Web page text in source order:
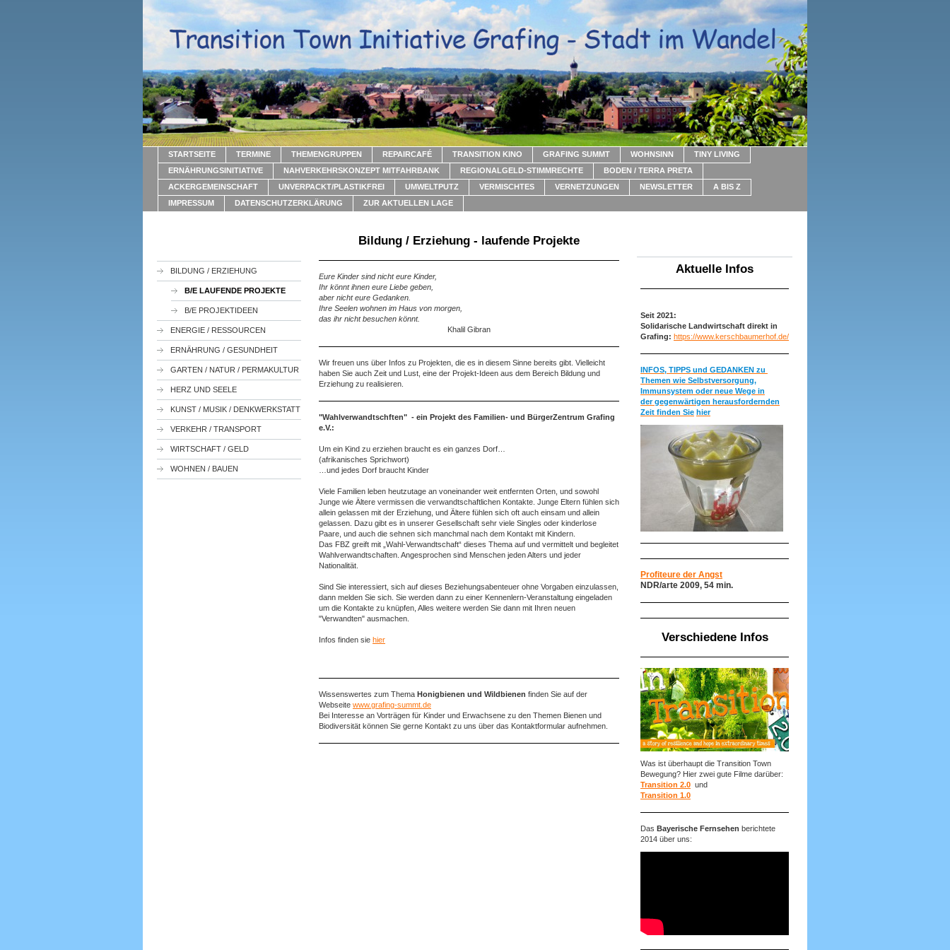
STARTSEITE TERMINE THEMENGRUPPEN REPAIRCAFÉ TRANSITION KINO GRAFING SUMMT WOHNSINN
TINY LIVING
ERNÄHRUNGSINITIATIVE
NAHVERKEHRSKONZEPT MITFAHRBANK REGIONALGELD-STIMMRECHTE
BODEN / TERRA PRETA
ACKERGEMEINSCHAFT
UNVERPACKT/PLASTIKFREI UMWELTPUTZ VERMISCHTES VERNETZUNGEN NEWSLETTER
A BIS Z
IMPRESSUM
DATENSCHUTZERKLÄRUNG ZUR AKTUELLEN LAGE
BILDUNG / ERZIEHUNG
B/E LAUFENDE PROJEKTE
B/E PROJEKTIDEEN
ENERGIE / RESSOURCEN
ERNÄHRUNG / GESUNDHEIT
GARTEN / NATUR / PERMAKULTUR
HERZ UND SEELE
KUNST / MUSIK / DENKWERKSTATT
VERKEHR / TRANSPORT
WIRTSCHAFT / GELD
WOHNEN / BAUEN
Bildung / Erziehung - laufende Projekte
Eure Kinder sind nicht eure Kinder,
Ihr könnt ihnen eure Liebe geben,
aber nicht eure Gedanken.
Ihre Seelen wohnen im Haus von morgen,
das ihr nicht besuchen könnt.
Khalil Gibran
Wir freuen uns über Infos zu Projekten, die es in diesem Sinne bereits gibt. Vielleicht
haben Sie auch Zeit und Lust, eine der Projekt-Ideen aus dem Bereich Bildung und
Erziehung zu realisieren.
"Wahlverwandtschften" - ein Projekt des Familien- und BürgerZentrum Grafing
e.V.:
Um ein Kind zu erziehen braucht es ein ganzes Dorf…
(afrikanisches Sprichwort)
…und jedes Dorf braucht Kinder
Viele Familien leben heutzutage an voneinander weit entfernten Orten, und sowohl
Junge wie Ältere vermissen die verwandtschaftlichen Kontakte. Junge Eltern fühlen sich
allein gelassen mit der Erziehung, und Ältere fühlen sich oft auch einsam und allein
gelassen. Dazu gibt es in unserer Gesellschaft sehr viele Singles oder kinderlose
Paare, und auch die sehnen sich manchmal nach dem Kontakt mit Kindern.
Das FBZ greift mit „Wahl-Verwandtschaft“ dieses Thema auf und vermittelt und begleitet
Wahlverwandtschaften. Angesprochen sind Menschen jeden Alters und jeder
Nationalität.
Sind Sie interessiert, sich auf dieses Beziehungsabenteuer ohne Vorgaben einzulassen,
dann melden Sie sich. Sie werden dann zu einer Kennenlern-Veranstaltung eingeladen
um die Kontakte zu knüpfen, Alles weitere werden Sie dann mit Ihren neuen
"Verwandten" ausmachen.
Infos finden sie hier
Wissenswertes zum Thema Honigbienen und Wildbienen finden Sie auf der
Webseite www.grafing-summt.de
Bei Interesse an Vorträgen für Kinder und Erwachsene zu den Themen Bienen und
Biodiversität können Sie gerne Kontakt zu uns über das Kontaktformular aufnehmen.
Aktuelle Infos
Seit 2021:
Solidarische Landwirtschaft direkt in
Grafing: https://www.kerschbaumerhof.de/
INFOS, TIPPS und GEDANKEN zu
Themen wie Selbstversorgung,
Immunsystem oder neue Wege in
der gegenwärtigen herausfordernden
Zeit finden Sie hier
Profiteure der Angst
NDR/arte 2009, 54 min.
Verschiedene Infos
Was ist überhaupt die Transition Town
Bewegung? Hier zwei gute Filme darüber:
Transition 2.0 und
Transition 1.0
Das Bayerische Fernsehen berichtete
2014 über uns: